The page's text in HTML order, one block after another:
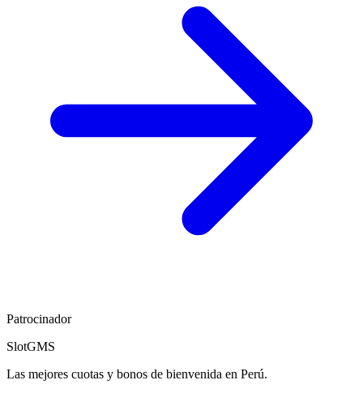
Patrocinador
SlotGMS
Las mejores cuotas y bonos de bienvenida en Perú.